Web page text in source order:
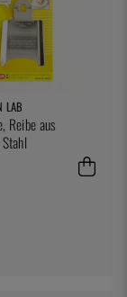
LAB
Reibe aus